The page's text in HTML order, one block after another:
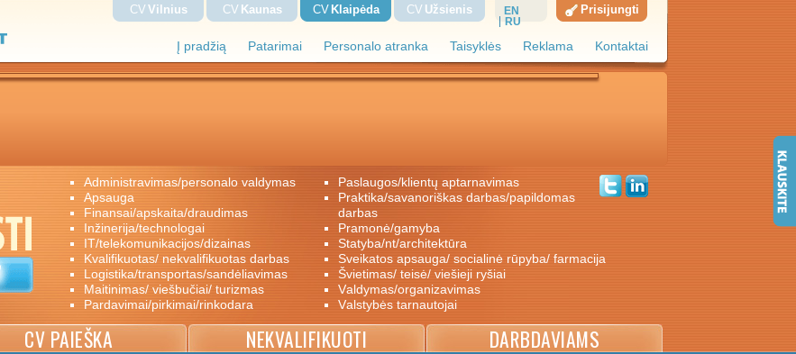
Į pradžią Patarimai Personalo atranka Taisyklės Reklama Kontaktai
CV Vilnius CV Kaunas CV Klaipėda CV Užsienis
EN
RU
Prisijungti
administravimas/personalo valdymas
apsauga
finansai/apskaita/draudimas
inžinerija/technologai
IT/telekomunikacijos/dizainas
kvalifikuotas/ nekvalifikuotas darbas
logistika/transportas/sandėliavimas
maitinimas/ viešbučiai/ turizmas
pardavimai/pirkimai/rinkodara
paslaugos/klientų aptarnavimas
praktika/savanoriškas darbas/papildomas
darbas
pramonė/gamyba
statyba/nt/architektūra
sveikatos apsauga/ socialinė rūpyba/ farmacija
švietimas/ teisė/ viešieji ryšiai
valdymas/organizavimas
valstybės tarnautojai
CV PAIEŠKA NEKVALIFIKUOTI DARBDAVIAMS